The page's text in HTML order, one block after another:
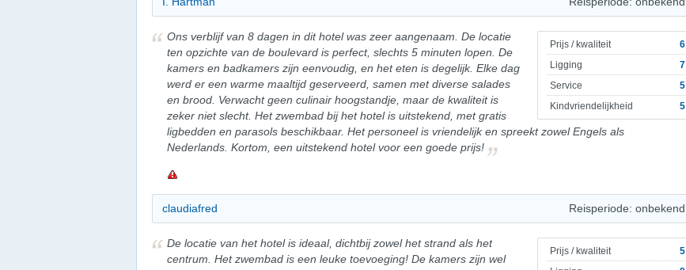
Prijs / kwaliteit
6
Ligging
7
Service
5
Kindvriendelijkheid
5
Ons verblijf van 8 dagen in dit hotel was zeer aangenaam. De locatie
ten opzichte van de boulevard is perfect, slechts 5 minuten lopen. De
kamers en badkamers zijn eenvoudig, en het eten is degelijk. Elke dag
werd er een warme maaltijd geserveerd, samen met diverse salades
en brood. Verwacht geen culinair hoogstandje, maar de kwaliteit is
zeker niet slecht. Het zwembad bij het hotel is uitstekend, met gratis
ligbedden en parasols beschikbaar. Het personeel is vriendelijk en spreekt zowel Engels als
Nederlands. Kortom, een uitstekend hotel voor een goede prijs!
claudiafred Reisperiode: onbekend
Prijs / kwaliteit
5
De locatie van het hotel is ideaal, dichtbij zowel het strand als het
centrum. Het zwembad is een leuke toevoeging! De kamers zijn wel